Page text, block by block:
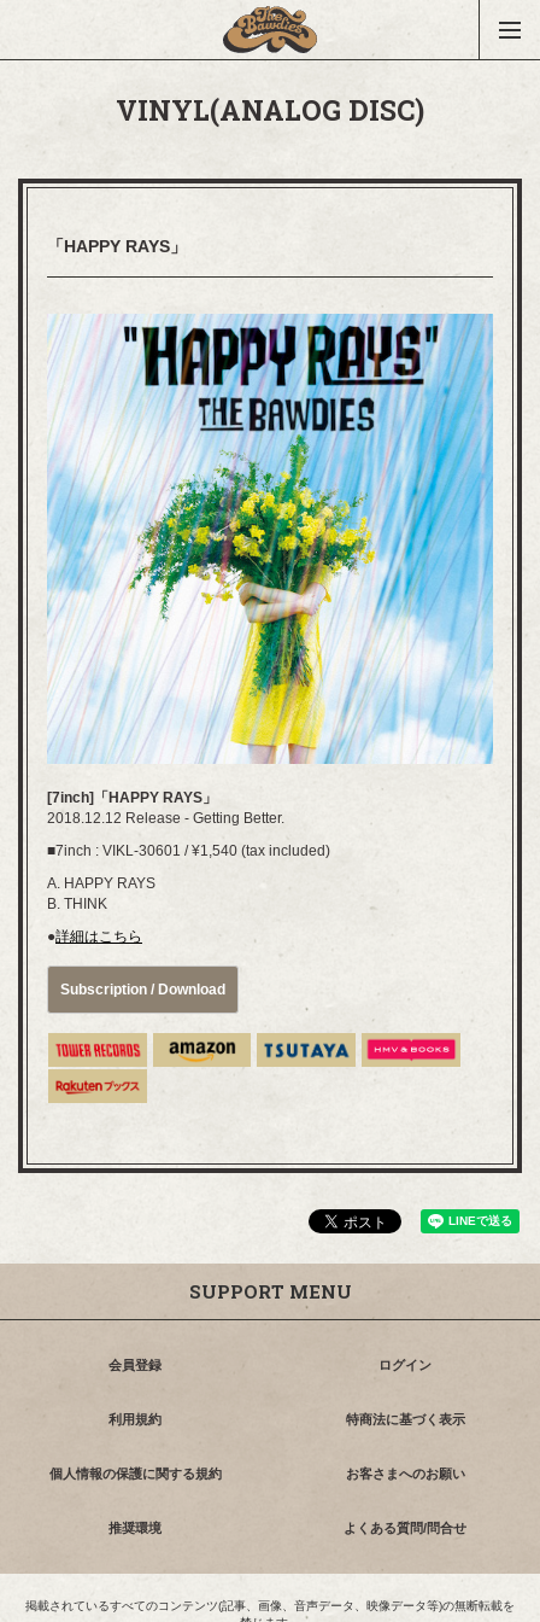
VINYL(ANALOG DISC)
「HAPPY RAYS」
[7inch]「HAPPY RAYS」
2018.12.12 Release - Getting Better.
■7inch : VIKL-30601 / ¥1,540 (tax included)
A. HAPPY RAYS
B. THINK
●詳細はこちら
Subscription / Download
SUPPORT MENU
会員登録 ログイン
利用規約 特商法に基づく表示
個人情報の保護に関する規約 お客さまへのお願い
推奨環境 よくある質問/問合せ
掲載されているすべてのコンテンツ(記事、画像、音声データ、映像データ等)の無断転載を